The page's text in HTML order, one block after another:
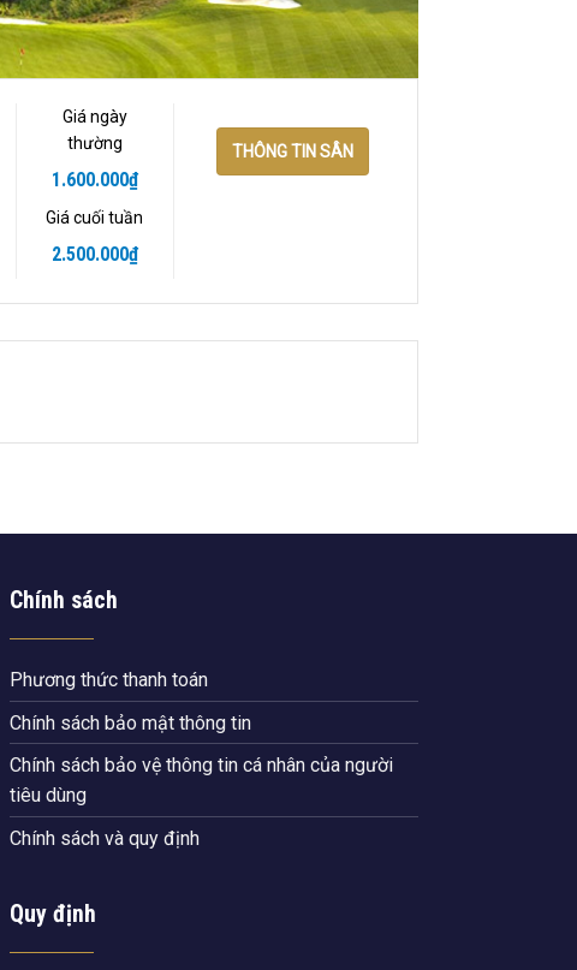
Giá ngày
thường
1.600.000₫
Giá cuối tuần
2.500.000₫
THÔNG TIN SÂN
Chính sách
Phương thức thanh toán
Chính sách bảo mật thông tin
Chính sách bảo vệ thông tin cá nhân của người
tiêu dùng
Chính sách và quy định
Quy định